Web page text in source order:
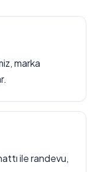
marka
ile randevu,